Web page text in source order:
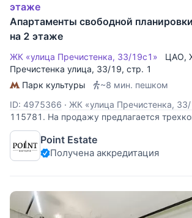
этаже
Апартаменты свободной
на 2 этаже
ЖК «улица Пречистенка, 33/19с1» ЦАО,
Пречистенка улица, 33/19, стр. 1
Парк культуры
~8 мин. пешком
ID: 4975366 · ЖК «улица Пречистенка,
115781. На продажу предлагается
квартира свободной планировки,
историческом центре столицы. Возможная
кухня-гостиная, две спальни, одна из
Point Estate
Получена аккредитация